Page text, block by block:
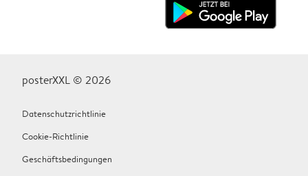
posterXXL © 2026
Datenschutzrichtlinie
Cookie-Richtlinie
Geschäftsbedingungen